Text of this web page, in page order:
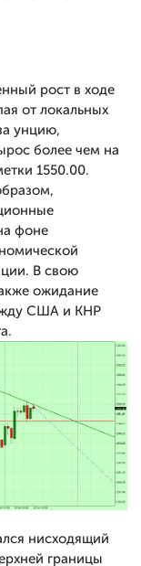
рост в ходе
от локальных
унцию,
более чем на
1550.00.
фоне
В свою
ожидание
США и КНР
нисходящий
границы